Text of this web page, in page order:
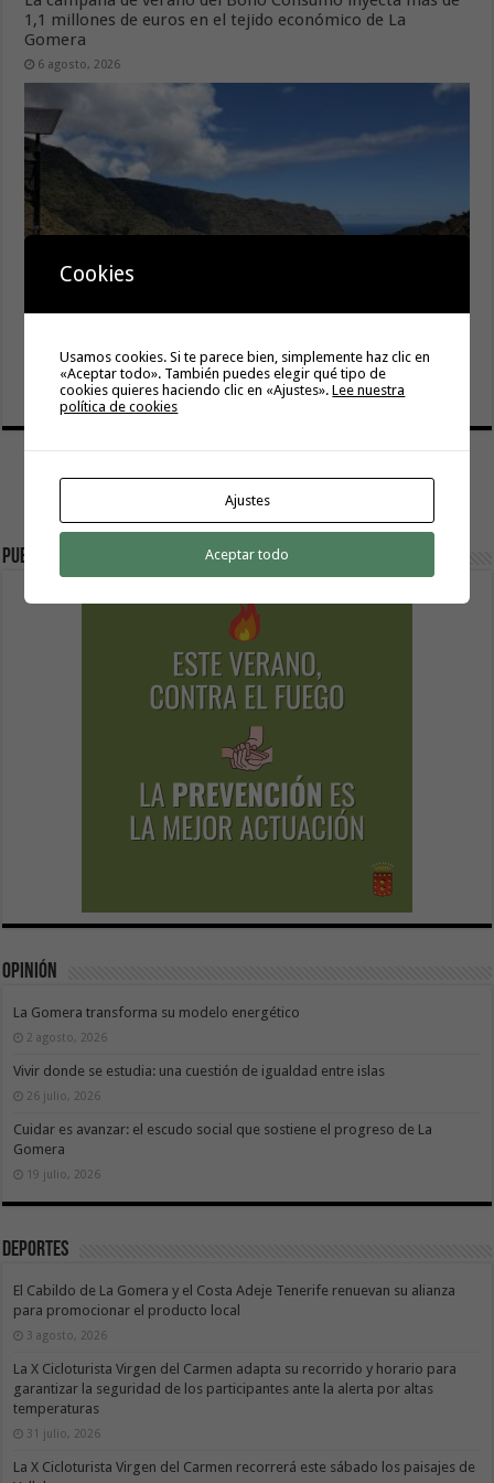
1,1 millones de euros en el tejido económico de La
Gomera
6 agosto, 2026
farolas fotovoltaicas en la subida a Las Cabezadas
6 agosto, 2026
Publicidad
Opinión
La Gomera transforma su modelo energético
2 agosto, 2026
Vivir donde se estudia: una cuestión de igualdad entre islas
26 julio, 2026
Cuidar es avanzar: el escudo social que sostiene el progreso de La
Gomera
19 julio, 2026
Deportes
El Cabildo de La Gomera y el Costa Adeje Tenerife renuevan su alianza
para promocionar el producto local
3 agosto, 2026
La X Cicloturista Virgen del Carmen adapta su recorrido y horario para
garantizar la seguridad de los participantes ante la alerta por altas
temperaturas
31 julio, 2026
La X Cicloturista Virgen del Carmen recorrerá este sábado los paisajes de
Cookies
Usamos cookies. Si te parece bien, simplemente haz clic en
«Aceptar todo». También puedes elegir qué tipo de
cookies quieres haciendo clic en «Ajustes».Lee nuestra
política de cookies
Ajustes
Aceptar todo